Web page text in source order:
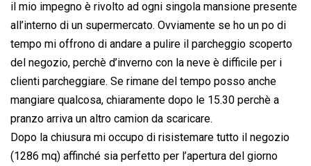
il mio impegno è rivolto ad ogni singola mansione presente
all’interno di un supermercato. Ovviamente se ho un po di
tempo mi offrono di andare a pulire il parcheggio scoperto
del negozio, perchè d’inverno con la neve è difficile per i
clienti parcheggiare. Se rimane del tempo posso anche
mangiare qualcosa, chiaramente dopo le 15.30 perchè a
pranzo arriva un altro camion da scaricare.
Dopo la chiusura mi occupo di risistemare tutto il negozio
(1286 mq) affinché sia perfetto per l’apertura del giorno